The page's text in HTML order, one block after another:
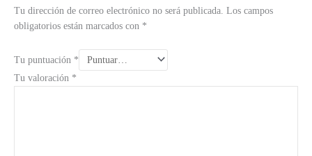
Tu dirección de correo electrónico no será publicada. Los campos
obligatorios están marcados con *
Tu puntuación *
Tu valoración *